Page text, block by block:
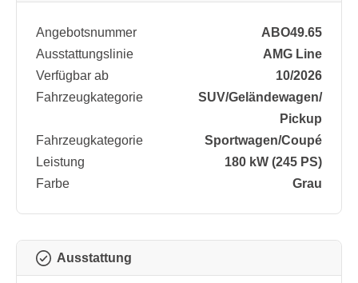
Angebotsnummer
ABO49.65
Ausstattungslinie
AMG Line
Verfügbar ab
10/2026
Fahrzeugkategorie
SUV/​Geländewagen/​
Pickup
Fahrzeugkategorie
Sportwagen/​Coupé
Leistung
180 kW (245 PS)
Farbe
Grau
Ausstattung